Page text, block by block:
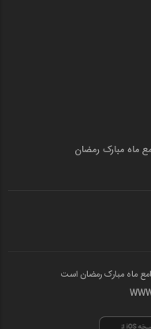
ماه مبارک رمضان
ماه مبارک رمضان است